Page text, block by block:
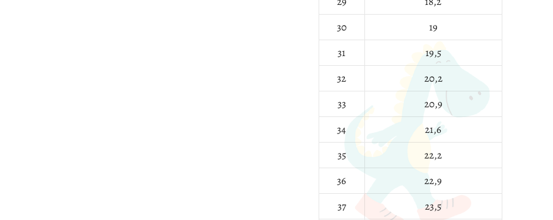
30
19
31
19,5
32
20,2
33
20,9
34
21,6
35
22,2
36
22,9
37
23,5